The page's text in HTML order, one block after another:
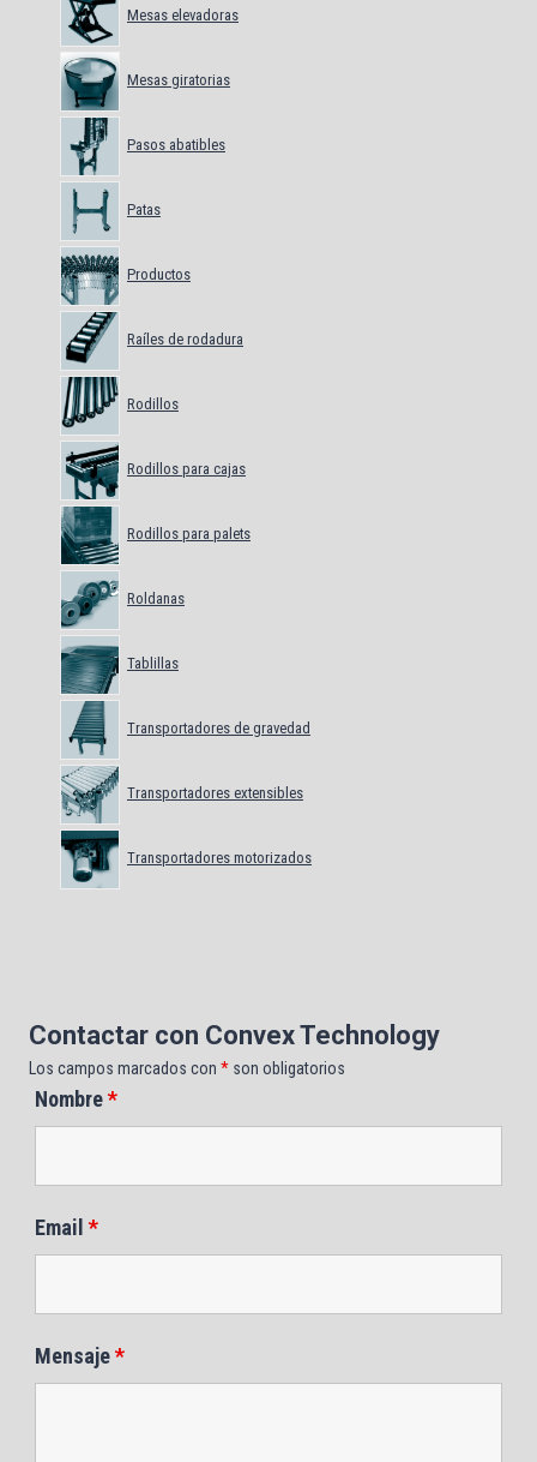
Mesas elevadoras
Mesas giratorias
Pasos abatibles
Patas
Productos
Raíles de rodadura
Rodillos
Rodillos para cajas
Rodillos para palets
Roldanas
Tablillas
Transportadores de gravedad
Transportadores extensibles
Transportadores motorizados
Contactar con Convex Technology
Los campos marcados con * son obligatorios
Nombre*
Email *
Mensaje*